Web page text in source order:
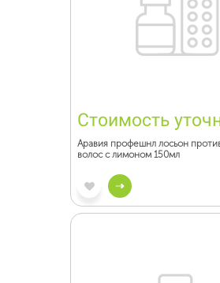
Стоимость
Аравия профешнл лосьон
волос с лимоном 150мл